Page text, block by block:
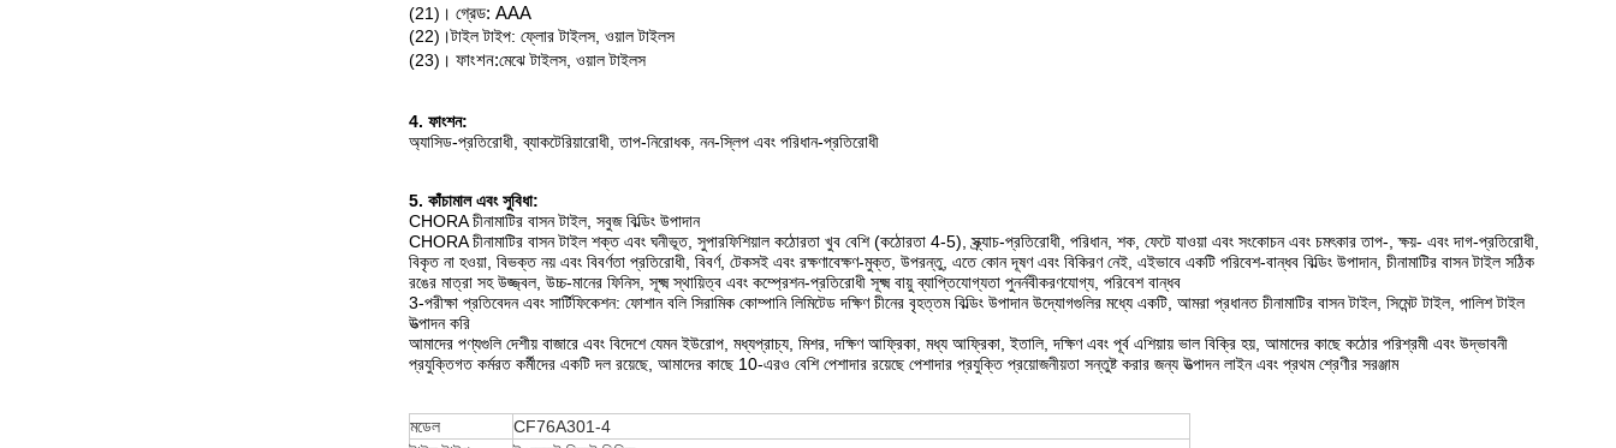
(21)। গ্রেড: AAA
(22)।টাইল টাইপ: ফ্লোর টাইলস, ওয়াল টাইলস
(23)। ফাংশন:মেঝে টাইলস, ওয়াল টাইলস
4. ফাংশন:
অ্যাসিড-প্রতিরোধী, ব্যাকটেরিয়ারোধী, তাপ-নিরোধক, নন-স্লিপ এবং পরিধান-প্রতিরোধী
5. কাঁচামাল এবং সুবিধা:
CHORA চীনামাটির বাসন টাইল, সবুজ বিল্ডিং উপাদান
CHORA চীনামাটির বাসন টাইল শক্ত এবং ঘনীভূত, সুপারফিশিয়াল কঠোরতা খুব বেশি (কঠোরতা 4-5), স্ক্র্যাচ-প্রতিরোধী, পরিধান, শক, ফেটে যাওয়া এবং সংকোচন এবং চমৎকার তাপ-, ক্ষয়- এবং দাগ-প্রতিরোধী,
বিকৃত না হওয়া, বিভক্ত নয় এবং বিবর্ণতা প্রতিরোধী, বিবর্ণ, টেকসই এবং রক্ষণাবেক্ষণ-মুক্ত, উপরন্তু, এতে কোন দূষণ এবং বিকিরণ নেই, এইভাবে একটি পরিবেশ-বান্ধব বিল্ডিং উপাদান, চীনামাটির বাসন টাইল সঠিক
রঙের মাত্রা সহ উজ্জ্বল, উচ্চ-মানের ফিনিস, সূক্ষ্ম স্থায়িত্ব এবং কম্প্রেশন-প্রতিরোধী সূক্ষ্ম বায়ু ব্যাপ্তিযোগ্যতা পুনর্নবীকরণযোগ্য, পরিবেশ বান্ধব
3-পরীক্ষা প্রতিবেদন এবং সার্টিফিকেশন: ফোশান বলি সিরামিক কোম্পানি লিমিটেড দক্ষিণ চীনের বৃহত্তম বিল্ডিং উপাদান উদ্যোগগুলির মধ্যে একটি, আমরা প্রধানত চীনামাটির বাসন টাইল, সিমেন্ট টাইল, পালিশ টাইল
উত্পাদন করি
আমাদের পণ্যগুলি দেশীয় বাজারে এবং বিদেশে যেমন ইউরোপ, মধ্যপ্রাচ্য, মিশর, দক্ষিণ আফ্রিকা, মধ্য আফ্রিকা, ইতালি, দক্ষিণ এবং পূর্ব এশিয়ায় ভাল বিক্রি হয়, আমাদের কাছে কঠোর পরিশ্রমী এবং উদ্ভাবনী
প্রযুক্তিগত কর্মরত কর্মীদের একটি দল রয়েছে, আমাদের কাছে 10-এরও বেশি পেশাদার রয়েছে পেশাদার প্রযুক্তি প্রয়োজনীয়তা সন্তুষ্ট করার জন্য উত্পাদন লাইন এবং প্রথম শ্রেণীর সরঞ্জাম
মডেল
CF76A301-4